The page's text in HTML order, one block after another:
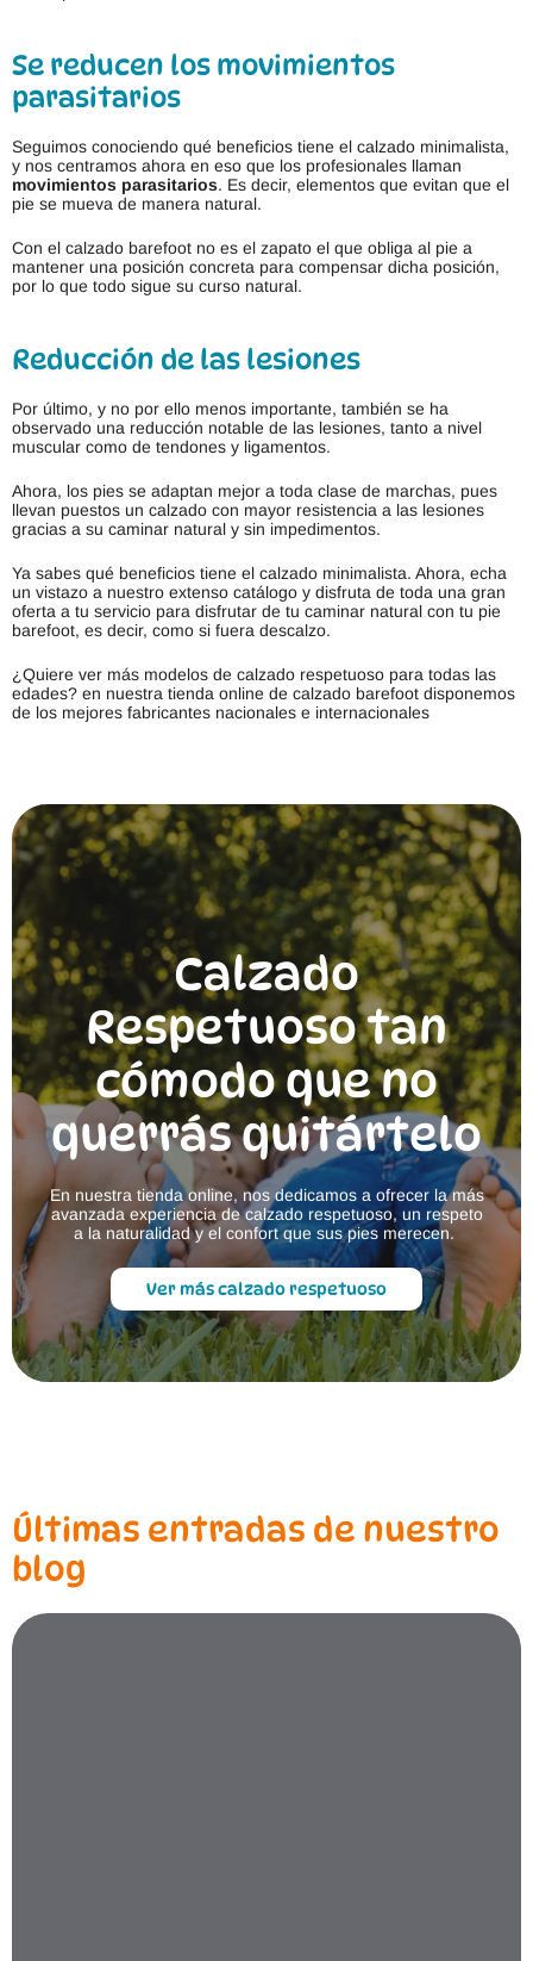
Se reducen los movimientos
parasitarios
Seguimos conociendo qué beneficios tiene el calzado minimalista,
y nos centramos ahora en eso que los profesionales llaman
movimientos parasitarios. Es decir, elementos que evitan que el
pie se mueva de manera natural.
Con el calzado barefoot no es el zapato el que obliga al pie a
mantener una posición concreta para compensar dicha posición,
por lo que todo sigue su curso natural.
Reducción de las lesiones
Por último, y no por ello menos importante, también se ha
observado una reducción notable de las lesiones, tanto a nivel
muscular como de tendones y ligamentos.
Ahora, los pies se adaptan mejor a toda clase de marchas, pues
llevan puestos un calzado con mayor resistencia a las lesiones
gracias a su caminar natural y sin impedimentos.
Ya sabes qué beneficios tiene el calzado minimalista. Ahora, echa
un vistazo a nuestro extenso catálogo y disfruta de toda una gran
oferta a tu servicio para disfrutar de tu caminar natural con tu pie
barefoot, es decir, como si fuera descalzo.
¿Quiere ver más modelos de calzado respetuoso para todas las
edades? en nuestra tienda online de calzado barefoot disponemos
de los mejores fabricantes nacionales e internacionales
Calzado
Respetuoso tan
cómodo que no
querrás quitártelo
En nuestra tienda online, nos dedicamos a ofrecer la más
avanzada experiencia de calzado respetuoso, un respeto
a la naturalidad y el confort que sus pies merecen.
Ver más calzado respetuoso
Últimas entradas de nuestro
blog